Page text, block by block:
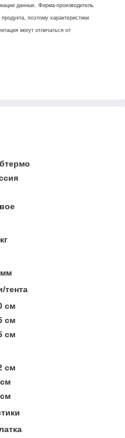
данных. Фирма-производитель
поэтому характеристики
могут отличаться от
мм
тента
см
см
см
см